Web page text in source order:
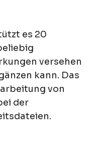
es 20
versehen
kann. Das
von
der